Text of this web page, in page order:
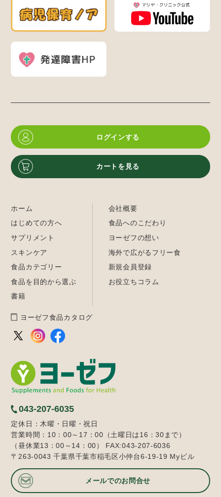
043-207-6035
定休日：木曜・日曜・祝日
営業時間：10：00～17：00（土曜日は16：30まで）
（昼休業13：00～14：00） FAX:043-207-6036
〒263-0043 千葉県千葉市稲毛区小仲台6-19-19 Myビル
メールでのお問合せ
ログインする
カートを見る
ホーム
はじめての方へ
サプリメント
スキンケア
食品カテゴリー
食品を目的から選ぶ
書籍
会社概要
食品へのこだわり
ヨーゼフの想い
海外で広がるフリー食
新規会員登録
お役立ちコラム
ヨーゼフ食品カタログ